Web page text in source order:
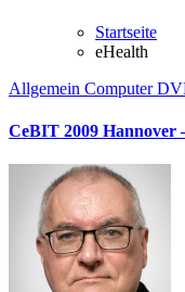
Startseite
eHealth
Allgemein Computer
CeBIT 2009 Hannover